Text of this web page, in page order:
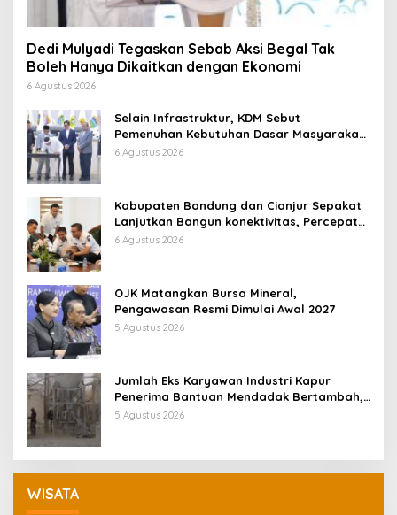
Dedi Mulyadi Tegaskan Sebab Aksi Begal Tak
Boleh Hanya Dikaitkan dengan Ekonomi
6 Agustus 2026
Selain Infrastruktur, KDM Sebut
Pemenuhan Kebutuhan Dasar Masyarakat
Jadi Fokus APBD Jabar 2027
6 Agustus 2026
Kabupaten Bandung dan Cianjur Sepakat
Lanjutkan Bangun konektivitas, Percepat
Pertumbuhan Ekonomi Daerah
6 Agustus 2026
OJK Matangkan Bursa Mineral,
Pengawasan Resmi Dimulai Awal 2027
5 Agustus 2026
Jumlah Eks Karyawan Industri Kapur
Penerima Bantuan Mendadak Bertambah,
KDM: Kita Identifikasi
5 Agustus 2026
WISATA